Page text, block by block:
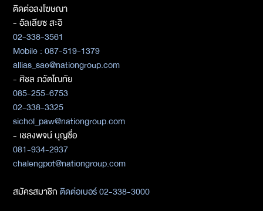
ติดต่อลงโฆษณา
- อัลเลียซ สะอิ
02-338-3561
Mobile : 087-519-1379
allias_sae@nationgroup.com
- ศิชล ภวัตโณทัย
085-255-6753
02-338-3325
sichol_paw@nationgroup.com
- เชลงพจน์ บุญซื่อ
081-934-2937
chalengpot@nationgroup.com
สมัครสมาชิกติดต่อเบอร์ 02-338-3000